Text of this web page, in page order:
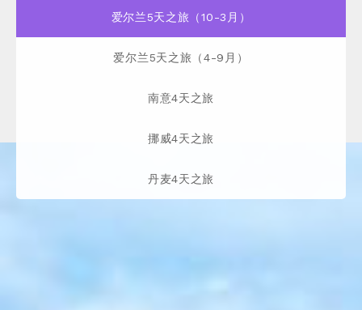
爱尔兰5天之旅（10-3月）
爱尔兰5天之旅（4-9月）
南意4天之旅
挪威4天之旅
丹麦4天之旅